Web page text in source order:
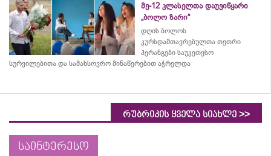
მე-12 კლასელთა დაუვიწყარი
„ბოლო ზარი“
დღის ბოლოს
კურსდამთავრებულთა თეთრი
პერანგები საუკეთესო
სურვილებითა და სამახსოვრო მინაწერებით აჭრელდა
რუბრიკის ყველა სიახლე >>
საინტერესო